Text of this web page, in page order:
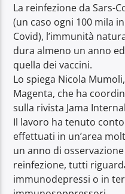
Radio Dolomiti
La reinfezione da Sars-
(un caso ogni 100 mila
Covid), l’immunità
dura almeno un anno
quella dei vaccini.
Lo spiega Nicola
Magenta, che ha
sulla rivista Jama
Il lavoro ha tenuto
effettuati in un’area
un anno di
reinfezione, tutti
immunodepressi o in